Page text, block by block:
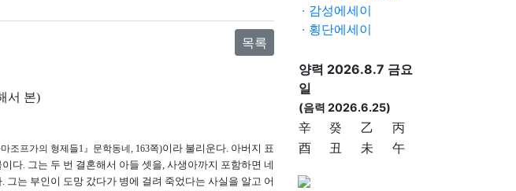
목록
서 본)
조프가의 형제들1』문학동네, 163쪽)이라 불리운다. 아버지 표
다. 그는 두 번 결혼해서 아들 셋을, 사생아까지 포함하면 네
는 부인이 도망 갔다가 병에 걸려 죽었다는 사실을 알고 어
· 감성에세이
· 횡단에세이
양력 2026.8.7 금요
일
(음력 2026.6.25)
辛 癸 乙
丙
酉
丑 未 午